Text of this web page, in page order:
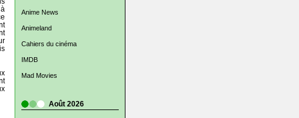
Anime News
Animeland
Cahiers du cinéma
IMDB
Mad Movies
Août 2026